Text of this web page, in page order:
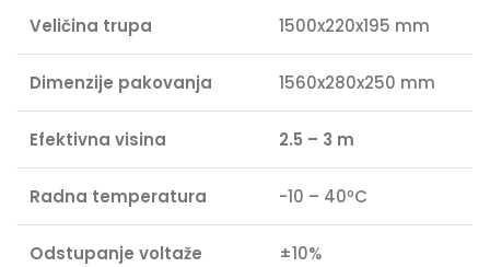
Veličina trupa 1500x220x195 mm
Dimenzije pakovanja 1560x280x250 mm
Efektivna visina 2.5 – 3 m
Radna temperatura -10 – 40ºC
Odstupanje voltaže ±10%